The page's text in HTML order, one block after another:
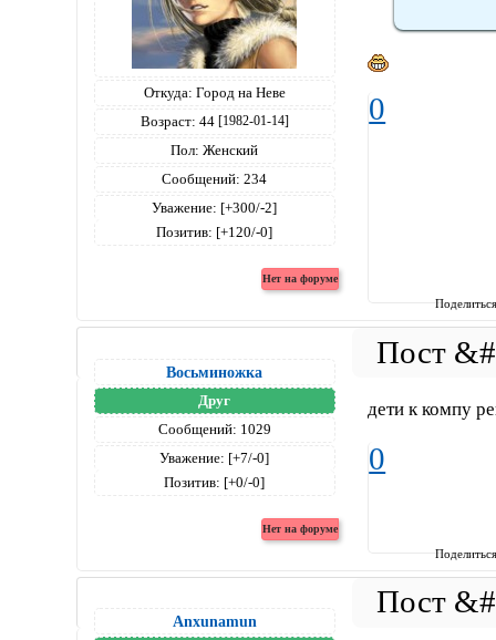
Откуда: Город на Неве
Возраст: 44 [1982-01-14]
Пол: Женский
Сообщений: 234
Уважение: [+300/-2]
Позитив: [+120/-0]
0
Восьминожка
Друг
Сообщений: 1029
Уважение: [+7/-0]
Позитив: [+0/-0]
дети к компу
0
Anxunamun